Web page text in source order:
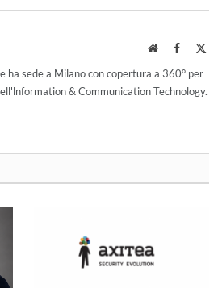
WebsiteFacebook
ha sede a Milano con copertura a 360° per
& Communication Technology.